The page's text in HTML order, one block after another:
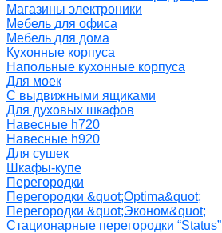
Магазины электроники
Мебель для офиса
Мебель для дома
Кухонные корпуса
Напольные кухонные корпуса
Для моек
С выдвижными ящиками
Для духовых шкафов
Навесные h720
Навесные h920
Для сушек
Шкафы-купе
Перегородки
Перегородки &quot;Optima&quot;
Перегородки &quot;Эконом&quot;
Стационарные перегородки “Status”